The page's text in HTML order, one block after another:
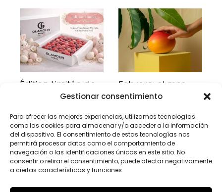
Gestionar consentimiento
Para ofrecer las mejores experiencias, utilizamos tecnologías
como las cookies para almacenar y/o acceder a la información
del dispositivo. El consentimiento de estas tecnologías nos
permitirá procesar datos como el comportamiento de
navegación o las identificaciones únicas en este sitio. No
consentir o retirar el consentimiento, puede afectar negativamente
a ciertas características y funciones.
Édition Limitée de
fruits naturels
Glamour Fresh
3 de marzo, 2026
Febrero: el mes
perfecto para
fruta
16 de febrero, 2026